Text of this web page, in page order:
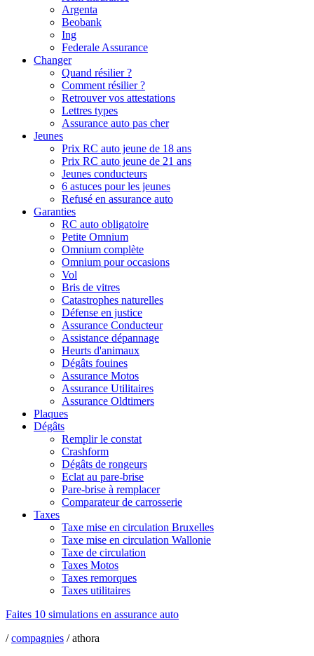
Argenta
Beobank
Ing
Federale Assurance
Changer
Quand résilier ?
Comment résilier ?
Retrouver vos attestations
Lettres types
Assurance auto pas cher
Jeunes
Prix RC auto jeune de 18 ans
Prix RC auto jeune de 21 ans
Jeunes conducteurs
6 astuces pour les jeunes
Refusé en assurance auto
Garanties
RC auto obligatoire
Petite Omnium
Omnium complète
Omnium pour occasions
Vol
Bris de vitres
Catastrophes naturelles
Défense en justice
Assurance Conducteur
Assistance dépannage
Heurts d'animaux
Dégâts fouines
Assurance Motos
Assurance Utilitaires
Assurance Oldtimers
Plaques
Dégâts
Remplir le constat
Crashform
Dégâts de rongeurs
Eclat au pare-brise
Pare-brise à remplacer
Comparateur de carrosserie
Taxes
Taxe mise en circulation Bruxelles
Taxe mise en circulation Wallonie
Taxe de circulation
Taxes Motos
Taxes remorques
Taxes utilitaires
Faites 10 simulations en assurance auto
/compagnies / athora